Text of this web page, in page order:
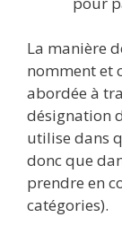
La manière
nomment et
abordée à
désignation
utilise dans
donc que
prendre en
catégories).